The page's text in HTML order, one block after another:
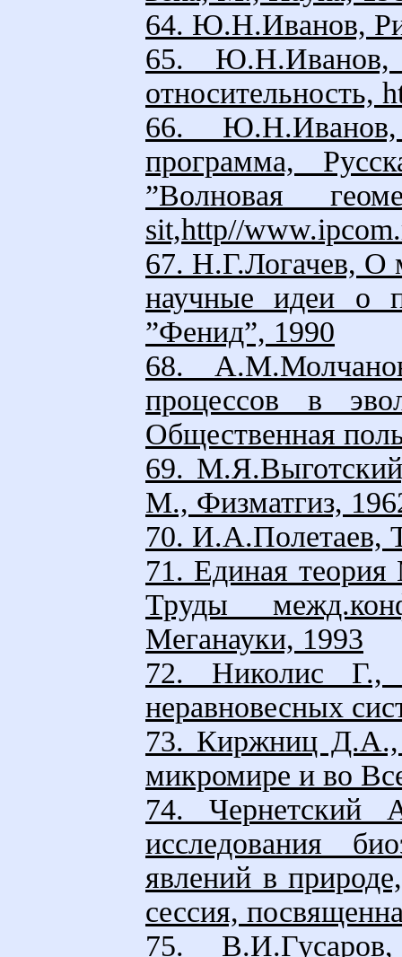
64. Ю.Н.Иванов,
65. Ю.Н.Иванов,
относительность,
66. Ю.Н.Иванов,
программа,
”Волновая
sit,http//
67. Н.Г.Логачев, О
научные идеи о
”Фенид”, 1990
68.
процессов в
Общественная
69.
М., Физматгиз,
70. И.А.Полетаев,
71. Единая
Труды
Меганауки, 1993
72. Николис Г.,
неравновесных
73. Киржниц Д.А.,
микромире и во
74. Чернетский
исследования
явлений в
сессия,
75.